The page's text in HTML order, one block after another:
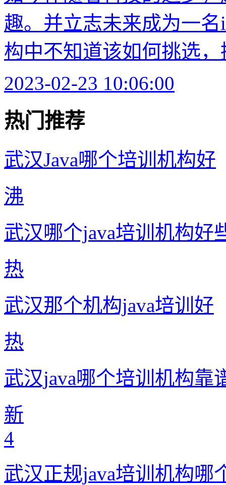
趣。并立志未来成为一
构中不知道该如何挑选
2023-02-23 10:06:00
热门推荐
武汉Java哪个培训机构好
沸
武汉哪个java培训机构好
热
武汉那个机构java培训好
热
武汉java哪个培训机构靠
新
4
武汉正规java培训机构哪